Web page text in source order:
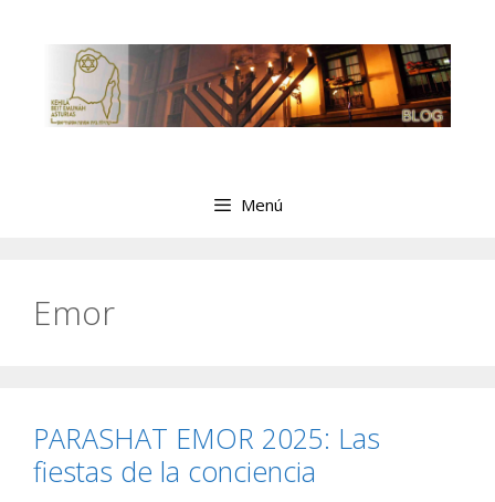
contenido
Menú
Emor
PARASHAT EMOR 2025: Las
fiestas de la conciencia